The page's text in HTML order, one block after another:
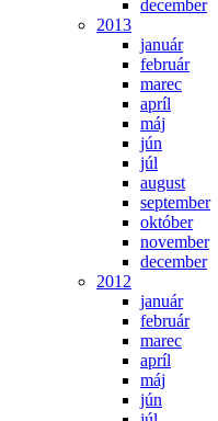
december
2013
január
február
marec
apríl
máj
jún
júl
august
september
október
november
december
2012
január
február
marec
apríl
máj
jún